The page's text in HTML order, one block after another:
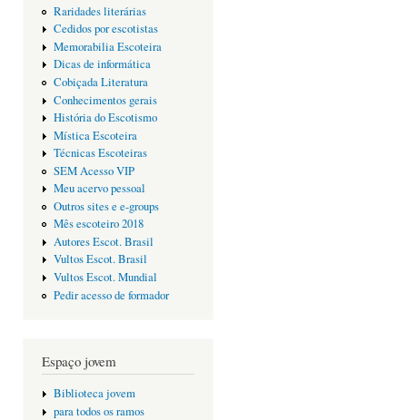
Raridades literárias
Cedidos por escotistas
Memorabilia Escoteira
Dicas de informática
Cobiçada Literatura
Conhecimentos gerais
História do Escotismo
Mística Escoteira
Técnicas Escoteiras
SEM Acesso VIP
Meu acervo pessoal
Outros sites e e-groups
Mês escoteiro 2018
Autores Escot. Brasil
Vultos Escot. Brasil
Vultos Escot. Mundial
Pedir acesso de formador
Espaço jovem
Biblioteca jovem
para todos os ramos